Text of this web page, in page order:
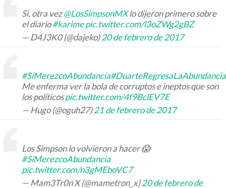
Si, otra vez@LosSimpsonMXlo dijeron primero sobre
el diario#karime pic.twitter.com/l3oZWg2gBZ
— D4J3K0 (@dajeko)20 de febrero de 2017
#SiMerezcoAbundancia#DuarteRegresaLaAbundancia
Me enferma ver la bola de corruptos e ineptos que son
los políticospic.twitter.com/4f9BclEV7E
— Hugo (@oguh27)21 de febrero de 2017
Los Simpson lo volvieron a hacer 😱
#SiMerezcoAbundancia
pic.twitter.com/n3gMEboVC7
— Mam3Tr0n X (@mametron_x)20 de febrero de